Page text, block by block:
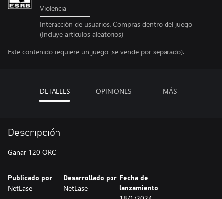
Violencia
Interacción de usuarios, Compras dentro del juego
(Incluye artículos aleatorios)
Este contenido requiere un juego (se vende por separado).
DETALLES OPINIONES MÁS
Descripción
Ganar 120 ORO
Publicado por
NetEase
Desarrollado por
NetEase
Fecha de
lanzamiento